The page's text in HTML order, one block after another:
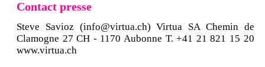
Contact presse
Steve Savioz (info@virtua.ch) Virtua SA Chemin de
Clamogne 27 CH - 1170 Aubonne T. +41 21 821 15 20
www.virtua.ch